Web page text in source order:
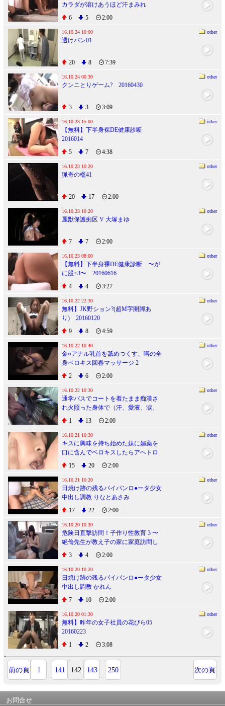
カラダが溶けあうほど汗まみれ
唇・尻・乳・わきの下を、じっくり
と味わわれる濃厚セックス 上原亜
衣『溶ける』 +10作品 合計12SEX
収録 ２４０分 プレミアムBEST
6 5 2:00
16.10.24 10:00 other
透けパン01
20 8 7:39
16.10.24 00:30 other
クンニとりゲーム? 20160430
3 3 3:09
16.10.23 15:00 other
【無料】下半身裸DE健康診断
2016014
5
7 4:38
16.10.23 10:20 other
猟奇の檻41
20 17 2:00
16.10.23 10:20 other
麗獣保護痴区 V 大塚まゆ
7 7 2:00
16.10.23 08:00 other
【無料】下半身裸DE健康診断 〜が
に股×3〜 20160616
4
4 3:27
16.10.22 22:30 other
無料】JK野ション?(超M字開脚あ
り) 20160120
9
8 4:59
16.10.22 10:40 other
金○アナル乳首を舐めつくす、噂の全
身ベロキス回春マッサージ 2
2
6 2:00
16.10.22 10:30 other
通学バスでコートを着たまま痴漢さ
れ火照った身体で（汗、愛液、涙、
潮、涎）体液まみれでイキまくる○学
1 13 2:00
16.10.21 10:30 other
キスに興味を持ち始めた妹に媚薬を
口に含んでベロキスしたらアヘトロ
顔でイキまくるセックス大好きっ子
に激変！
15 20 2:00
16.10.21 10:20 other
日焼け跡の残るパイパンロ●ータ少女
中出し調教 りなとあさみ
17
22 2:00
16.10.20 10:30 other
危険日直撃訪問！子作り性教育 3 〜
絶倫先生が教え子の家に家庭訪問し
て生中出しセックス実習〜
3 4 2:00
16.10.20 10:20 other
日焼け跡の残るパイパンロ●ータ少女
中出し調教 かれん
7
10 2:00
16.10.20 01:30 other
無料】昨年の女子社員の花びら05
20160223
1
2 3:08
前の頁 1
...
141 142 143
...
250 次の頁
お問合せ